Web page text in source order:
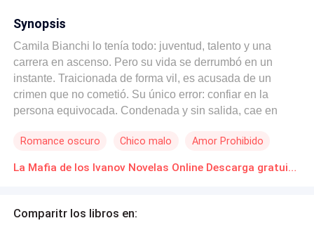
Synopsis
Camila Bianchi lo tenía todo: juventud, talento y una
carrera en ascenso. Pero su vida se derrumbó en un
instante. Traicionada de forma vil, es acusada de un
crimen que no cometió. Su único error: confiar en la
persona equivocada. Condenada y sin salida, cae en
criminales más temidas del mundo. Allí, oculta bajo una
su maldición. Él es fuego y hielo. Belleza letal. El hombre
desea, la domina… la ama. Pero también la destruye. En
un mundo donde el amor se paga con sangre, donde la
Romance oscuro Chico malo Amor Prohibido
La Mafia de los Ivanov Novelas Online Descarga gratuita de PDF
Comparitr los libros en: